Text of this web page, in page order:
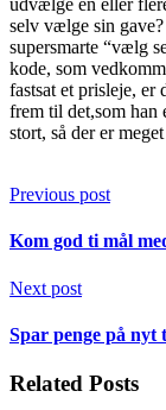
udvælge en eller
selv vælge sin
supersmarte “vælg
kode, som
fastsat et prisleje, er
frem til det,som han
stort, så der er
Previous post
Kom god ti mål
Next post
Spar penge på nyt
Related Posts